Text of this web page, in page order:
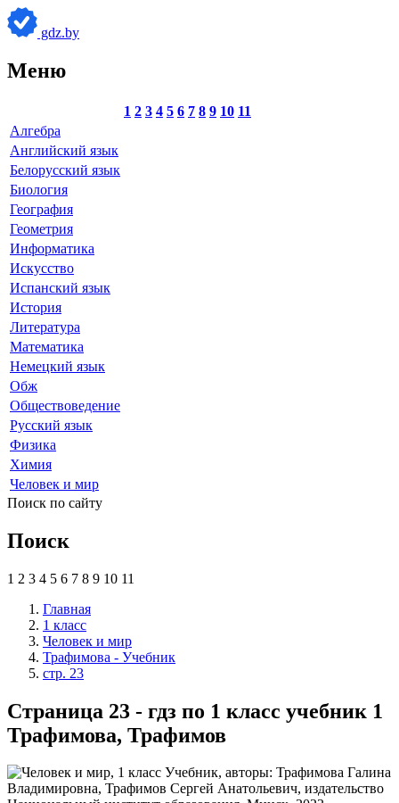
gdz.by
Меню
1 2 3 4 5 6 7 8 9 10 11
Алгебра
Английский язык
Белорусский язык
Биология
География
Геометрия
Информатика
Искусство
Испанский язык
История
Литература
Математика
Немецкий язык
Обж
Обществоведение
Русский язык
Физика
Химия
Человек и мир
Поиск по сайту
Поиск
1 2 3 4 5 6 7 8 9 10 11
Главная
1 класс
Человек и мир
Трафимова - Учебник
стр. 23
Страница 23 - гдз по 1 класс учебник 1
Трафимова, Трафимов